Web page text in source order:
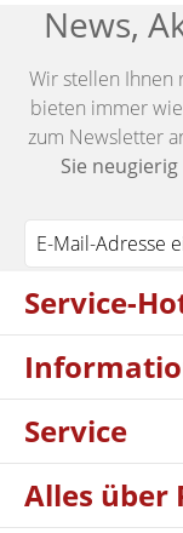
News,
Wir stellen Ihnen
bieten immer
zum Newsletter
Sie
Service-
Service
Alles über